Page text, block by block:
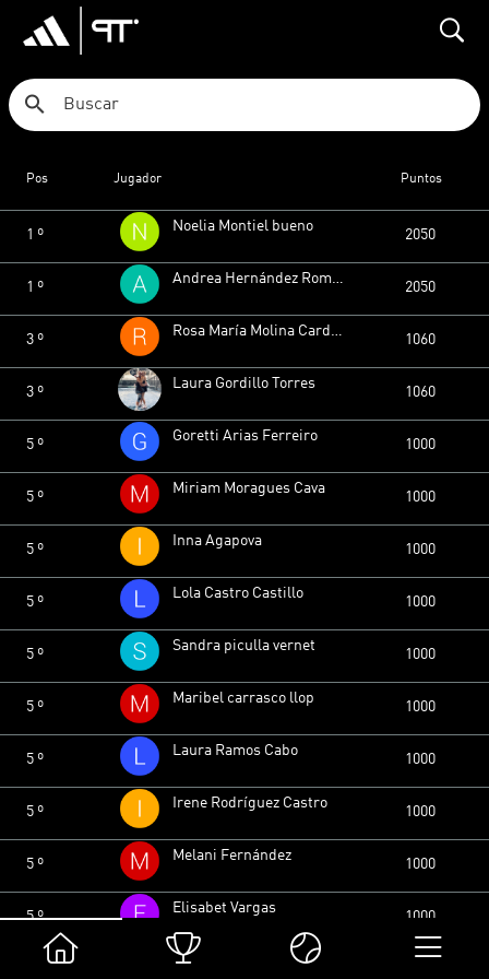
search
Ranking 4ª FEMENINA
Pos Jugador Puntos
1 º
Noelia Montiel bueno
2050
1 º
Andrea Hernández Romero
2050
3 º
Rosa María Molina Cardenas
1060
3 º
Laura Gordillo Torres
1060
5 º
Goretti Arias Ferreiro
1000
5 º
Miriam Moragues Cava
1000
5 º
Inna Agapova
1000
5 º
Lola Castro Castillo
1000
5 º
Sandra piculla vernet
1000
5 º
Maribel carrasco llop
1000
5 º
Laura Ramos Cabo
1000
5 º
Irene Rodríguez Castro
1000
5 º
Melani Fernández
1000
5 º
Elisabet Vargas
1000
Des MA